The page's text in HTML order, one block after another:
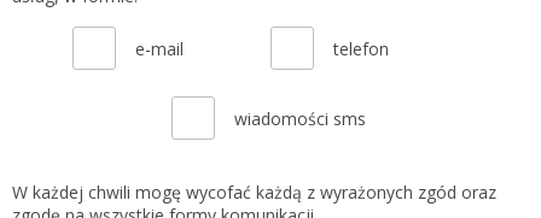
e-mail telefon
wiadomości sms
W każdej chwili mogę wycofać każdą z wyrażonych zgód oraz